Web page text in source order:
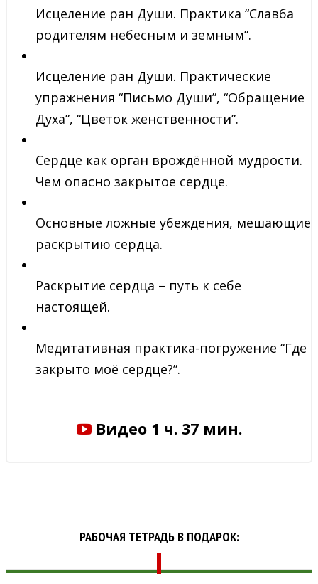
Исцеление ран Души. Практика “Славба
родителям небесным и земным”.
Исцеление ран Души. Практические
упражнения “Письмо Души”, “Обращение
Духа”, “Цветок женственности”.
Сердце как орган врождённой мудрости.
Чем опасно закрытое сердце.
Основные ложные убеждения, мешающие
раскрытию сердца.
Раскрытие сердца – путь к себе
настоящей.
Медитативная практика-погружение “Где
закрыто моё сердце?”.
Видео 1 ч. 37 мин.
РАБОЧАЯ ТЕТРАДЬ В ПОДАРОК: